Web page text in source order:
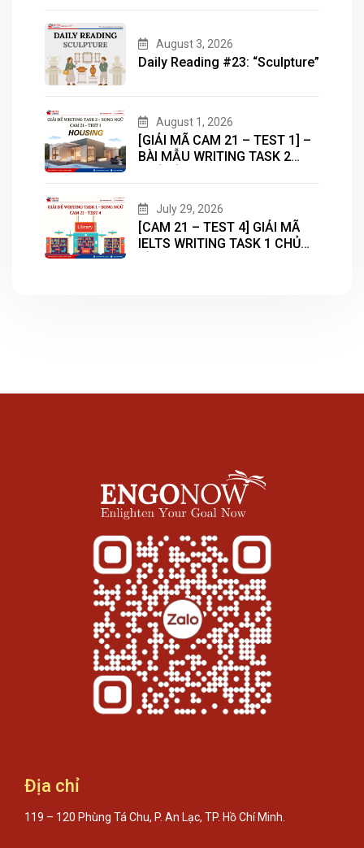
August 3, 2026
Daily Reading #23: “Sculpture”
August 1, 2026
[GIẢI MÃ CAM 21 – TEST 1] –
BÀI MẪU WRITING TASK 2
July 29, 2026
[CAM 21 – TEST 4] GIẢI MÃ
IELTS WRITING TASK 1 CHỦ
Địa chỉ
119 – 120 Phùng Tá Chu, P. An Lạc, TP. Hồ Chí Minh.